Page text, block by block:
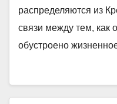
распределяются из
связи между тем, как
обустроено